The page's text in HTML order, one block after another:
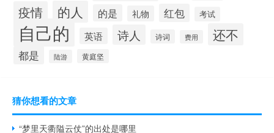
疫情 的人 的是 礼物 红包 考试
自己的 英语 诗人 诗词 费用 还不
都是 陆游 黄庭坚
猜你想看的文章
“梦里天衢隘云仗”的出处是哪里